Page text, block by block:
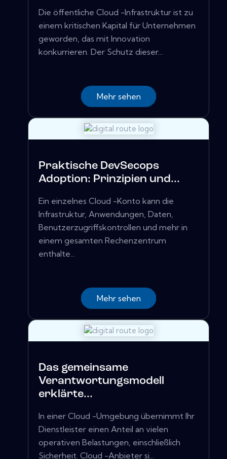
Die öffentliche Cloud -Infrastruktur ist zu
einem kritischen Kapital für Unternehmen
geworden, das mit Innovation
konkurrieren. Der Schutz dieser...
Mehr sehen
Praktische DevSecops
Adoption: Prinzipien und...
Ein einzelnes Cloud -Konto kann die
Infrastruktur, Anwendungen, Daten,
Benutzerzugriffskontrollen und mehr in
einem gesamten Rechenzentrum
enthalte...
Mehr sehen
Das gemeinsame
Verantwortungsmodell
erklärte...
In einer Cloud -Umgebung übernimmt Ihr
Dienstleister einen Anteil an vielen
operativen Belastungen, einschließlich
Sicherheit. Cloud -Anbieter si...